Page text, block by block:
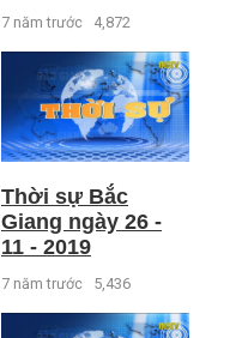
7 năm trước 4,872
Thời sự Bắc
Giang ngày 26 -
11 - 2019
7 năm trước 5,436